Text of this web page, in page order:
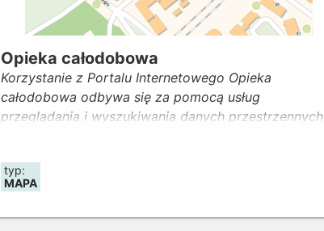
Opieka całodobowa
Korzystanie z Portalu Internetowego Opieka
całodobowa odbywa się za pomocą usług
przeglądania i wyszukiwania danych przestrzennych
typ:
MAPA